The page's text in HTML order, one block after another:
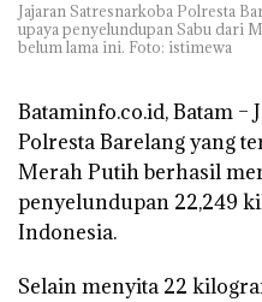
Jajaran Satresnarkoba Polresta
upaya penyelundupan Sabu dari
belum lama ini. Foto: istimewa
Bataminfo.co.id, Batam –
Polresta Barelang yang
Merah Putih berhasil
penyelundupan 22,249
Indonesia.
Selain menyita 22